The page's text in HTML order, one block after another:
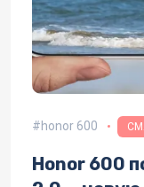
honor 600
Honor 600